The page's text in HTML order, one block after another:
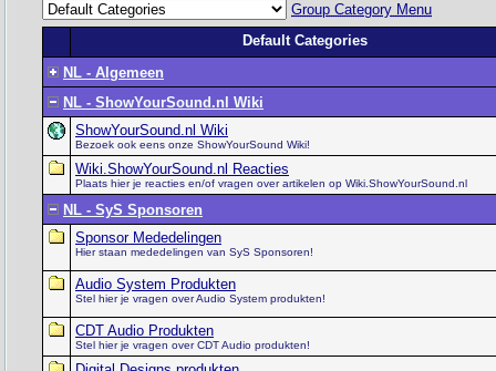
Group Category Menu
Default Categories
NL - Algemeen
NL - ShowYourSound.nl Wiki
ShowYourSound.nl Wiki
Bezoek ook eens onze ShowYourSound Wiki!
Wiki.ShowYourSound.nl Reacties
Plaats hier je reacties en/of vragen over artikelen op Wiki.ShowYourSound.nl
NL - SyS Sponsoren
Sponsor Mededelingen
Hier staan mededelingen van SyS Sponsoren!
Audio System Produkten
Stel hier je vragen over Audio System produkten!
CDT Audio Produkten
Stel hier je vragen over CDT Audio produkten!